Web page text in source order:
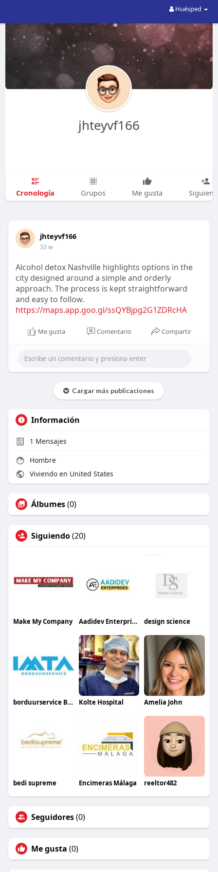
Huésped
jhteyvf166
Cronología Grupos Me gusta
jhteyvf166
33 w
Alcohol detox Nashville highlights options in the
city designed around a simple and orderly
approach. The process is kept straightforward
and easy to follow.
https://maps.app.goo.gl/ssQYBjpg2G1ZDRcHA
Me gusta Comentario Compartir
Cargar más publicaciones
Información
1 Mensajes
Hombre
Viviendo en United States
Álbumes(0)
Siguiendo(20)
Make My Company Aadidev Enterprises design science
borduurservice België Kolte Hospital Amelia John
bedi supreme Encimeras Málaga reeltor482
Seguidores(0)
Me gusta (0)